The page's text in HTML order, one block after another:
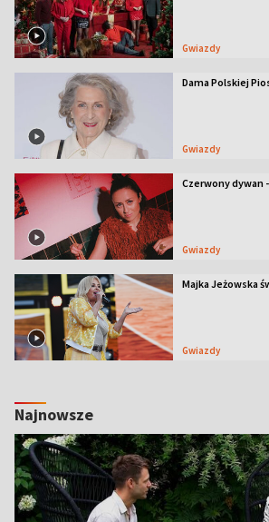
Gwiazdy
Dama Polskiej
Gwiazdy
Czerwony dywan
Gwiazdy
Majka Jeżowska
Gwiazdy
Najnowsze